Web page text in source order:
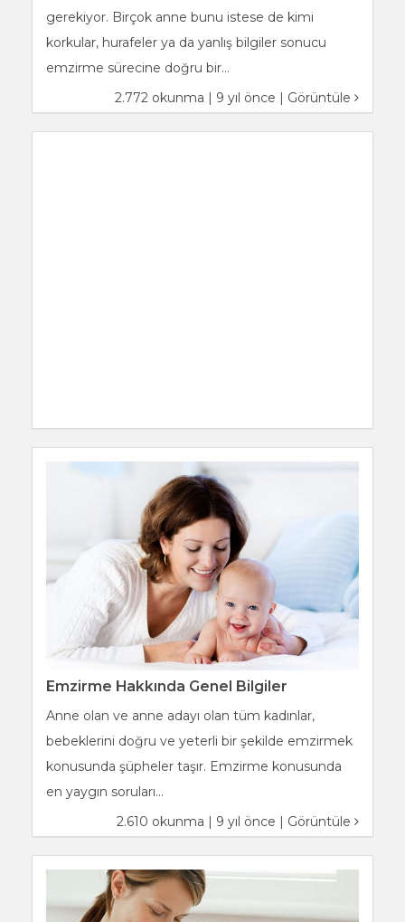
gerekiyor. Birçok anne bunu istese de kimi
korkular, hurafeler ya da yanlış bilgiler sonucu
emzirme sürecine doğru bir...
2.772 okunma | 9 yıl önce | Görüntüle
Emzirme Hakkında Genel Bilgiler
Anne olan ve anne adayı olan tüm kadınlar,
bebeklerini doğru ve yeterli bir şekilde emzirmek
konusunda şüpheler taşır. Emzirme konusunda
en yaygın soruları...
2.610 okunma | 9 yıl önce | Görüntüle